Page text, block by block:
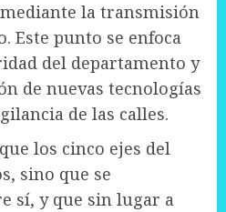
la transmisión
Este punto se enfoca
del departamento y
de nuevas tecnologías
de las calles.
los cinco ejes del
sino que se
sí, y que sin lugar a